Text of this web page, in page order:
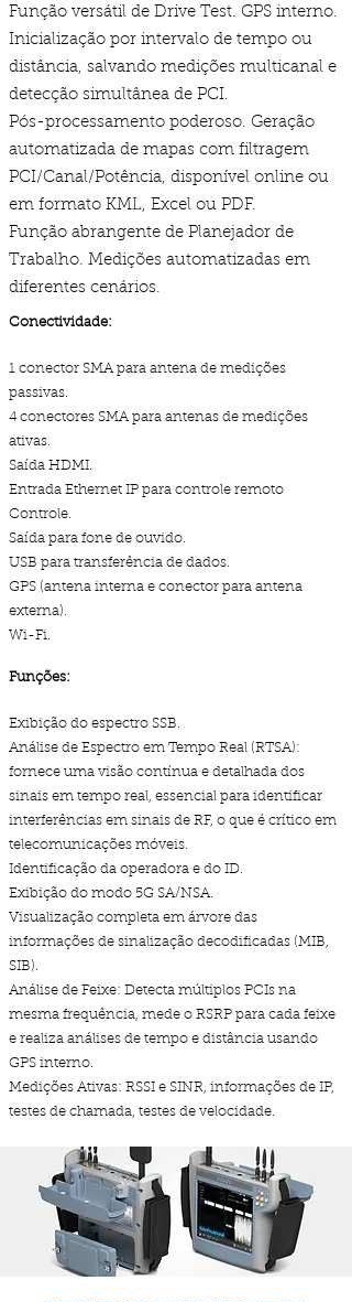
Função versátil de Drive Test. GPS interno.
Inicialização por intervalo de tempo ou
distância, salvando medições multicanal e
detecção simultânea de PCI.
Pós-processamento poderoso. Geração
automatizada de mapas com filtragem
PCI/Canal/Potência, disponível online ou
em formato KML, Excel ou PDF.
Função abrangente de Planejador de
Trabalho. Medições automatizadas em
diferentes cenários.
Conectividade:
1 conector SMA para antena de medições
passivas.
4 conectores SMA para antenas de medições
ativas.
Saída HDMI.
Entrada Ethernet IP para controle remoto
Controle.
Saída para fone de ouvido.
USB para transferência de dados.
GPS (antena interna e conector para antena
externa).
Wi-Fi.
Funções:
Exibição do espectro SSB.
Análise de Espectro em Tempo Real (RTSA):
fornece uma visão contínua e detalhada dos
sinais em tempo real, essencial para identificar
interferências em sinais de RF, o que é crítico em
telecomunicações móveis.
Identificação da operadora e do ID.
Exibição do modo 5G SA/NSA.
Visualização completa em árvore das
informações de sinalização decodificadas (MIB,
SIB).
Análise de Feixe: Detecta múltiplos PCIs na
mesma frequência, mede o RSRP para cada feixe
e realiza análises de tempo e distância usando
GPS interno.
Medições Ativas: RSSI e SINR, informações de IP,
testes de chamada, testes de velocidade.